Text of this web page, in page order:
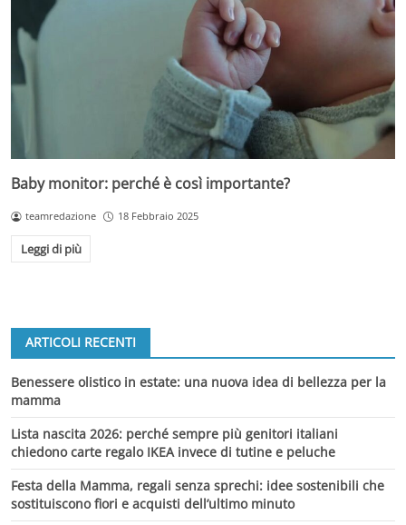
Baby monitor: perché è così importante?
teamredazione 18 Febbraio 2025
Leggi di più
ARTICOLI RECENTI
Benessere olistico in estate: una nuova idea di bellezza per la
mamma
Lista nascita 2026: perché sempre più genitori italiani
chiedono carte regalo IKEA invece di tutine e peluche
Festa della Mamma, regali senza sprechi: idee sostenibili che
sostituiscono fiori e acquisti dell’ultimo minuto